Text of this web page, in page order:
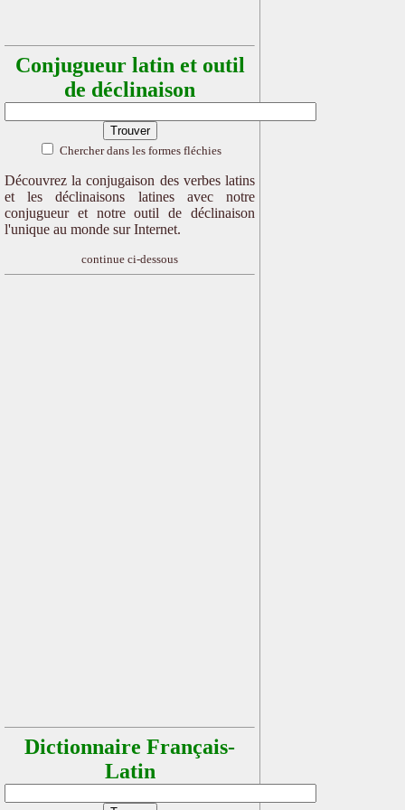
Conjugueur latin et outil
de déclinaison
Chercher dans les formes fléchies
Découvrez la conjugaison des verbes latins
et les déclinaisons latines avec notre
conjugueur et notre outil de déclinaison
l'unique au monde sur Internet.
continue ci-dessous
Dictionnaire Français-
Latin